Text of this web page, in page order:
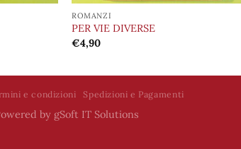
ROMANZI
PER VIE DIVERSE
€4,90
e condizioni Spedizioni e Pagamenti
by gSoft IT Solutions